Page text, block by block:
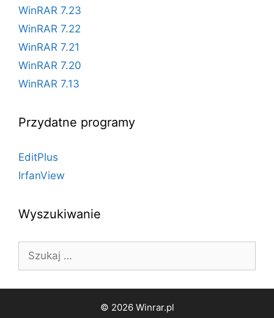
WinRAR 7.23
WinRAR 7.22
WinRAR 7.21
WinRAR 7.20
WinRAR 7.13
Przydatne programy
EditPlus
IrfanView
Wyszukiwanie
Szukaj:
© 2026 Winrar.pl